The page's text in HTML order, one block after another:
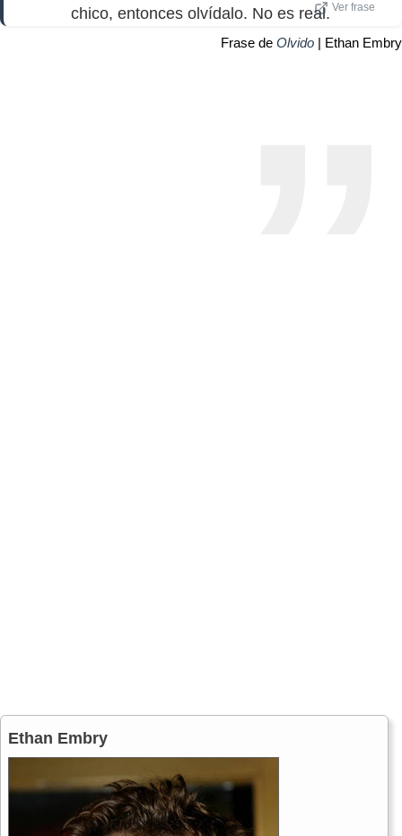
chico, entonces olvídalo. No es real. Ver frase
Frase de Olvido | Ethan Embry
Ethan Embry